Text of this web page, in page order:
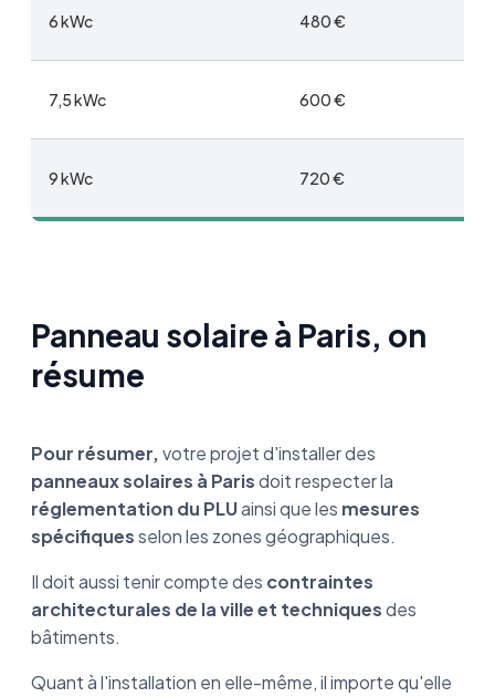
6 kWc 480 €
7,5 kWc 600 €
9 kWc 720 €
Panneau solaire à Paris, on
résume
Pour résumer,votre projet d'installer des
panneaux solaires à Parisdoit respecter la
réglementation du PLUainsi que les mesures
spécifiquesselon les zones géographiques.
Il doit aussi tenir compte des contraintes
architecturales de la ville et techniquesdes
bâtiments.
Quant à l'installation en elle-même, il importe qu'elle